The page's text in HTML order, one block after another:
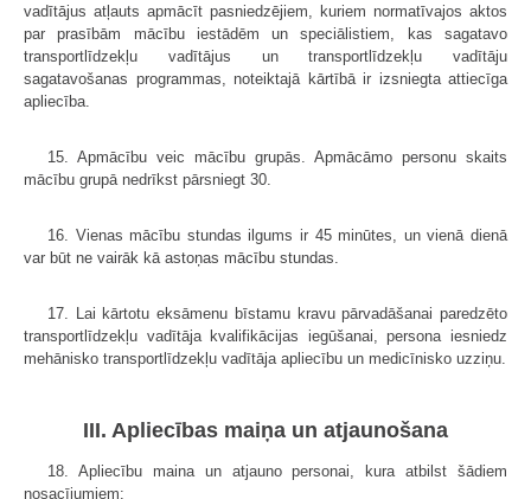
vadītājus atļauts apmācīt pasniedzējiem, kuriem normatīvajos aktos
par prasībām mācību iestādēm un speciālistiem, kas sagatavo
transportlīdzekļu vadītājus un transport­līdzekļu vadītāju
sagatavošanas programmas, noteiktajā kārtībā ir izsniegta attiecīga
apliecība.
15. Apmācību veic mācību grupās. Apmācāmo personu skaits
mācību grupā nedrīkst pārsniegt 30.
16. Vienas mācību stundas ilgums ir 45 minūtes, un vienā dienā
var būt ne vairāk kā astoņas mācību stundas.
17. Lai kārtotu eksāmenu bīstamu kravu pārvadāšanai paredzēto
trans­portlīdzekļu vadītāja kvalifikācijas iegūšanai, persona iesniedz
mehānisko transportlīdzekļu vadītāja apliecību un medicīnisko uzziņu.
III. Apliecības maiņa un atjaunošana
18. Apliecību maina un atjauno personai, kura atbilst šādiem
nosacīju­miem: